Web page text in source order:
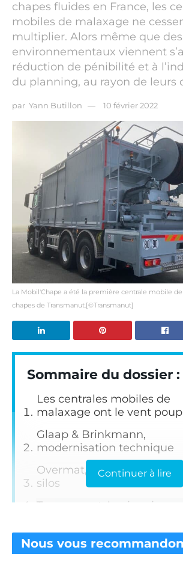
chapes fluides en France, les
mobiles de malaxage ne
multiplier. Alors même que
environnementaux viennent
réduction de pénibilité et à
du planning, au rayon de leurs
par Yann Butillon 10 février 2022
La Mobil'Chape a été la première centrale mobile
chapes de Transmanut.[©Transmanut]
Sommaire du dossier :
Les centrales mobiles de
malaxage ont le vent
Glaap & Brinkmann,
modernisation technique
Overmat, à simple ou
silos
Transmanut, le pionnier
solutions spéciales
Continuer à lire
Nous vous